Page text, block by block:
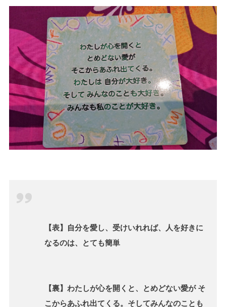
【表】自分を愛し、受けいれれば、人を好きに
なるのは、とても簡単
【裏】わたしが心を開くと、とめどない愛が そ
こからあふれ出てくる。そしてみんなのことも